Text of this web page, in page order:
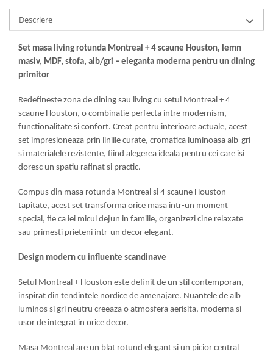
Scaune birou pentru copii
Saltele patuturi copii
Masa si scaune gradinita
Seturi comode living si dormitor
Descriere
Set masa living rotunda Montreal + 4 scaune Houston, lemn
masiv, MDF, stofa, alb/gri – eleganta moderna pentru un dining
primitor
Redefineste zona de dining sau living cu setul Montreal + 4
scaune Houston, o combinatie perfecta intre modernism,
functionalitate si confort. Creat pentru interioare actuale, acest
set impresioneaza prin liniile curate, cromatica luminoasa alb-gri
si materialele rezistente, fiind alegerea ideala pentru cei care isi
doresc un spatiu rafinat si practic.
Compus din masa rotunda Montreal si 4 scaune Houston
tapitate, acest set transforma orice masa intr-un moment
special, fie ca iei micul dejun in familie, organizezi cine relaxate
sau primesti prieteni intr-un decor elegant.
Design modern cu influente scandinave
Setul Montreal + Houston este definit de un stil contemporan,
inspirat din tendintele nordice de amenajare. Nuantele de alb
luminos si gri neutru creeaza o atmosfera aerisita, moderna si
usor de integrat in orice decor.
Masa Montreal are un blat rotund elegant si un picior central